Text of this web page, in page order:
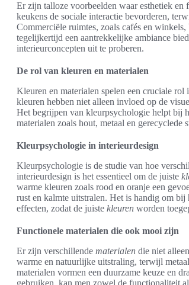
Er zijn talloze voorbeelden waar esthetiek
keukens de sociale interactie bevorderen,
Commerciële ruimtes, zoals cafés en
tegelijkertijd een aantrekkelijke ambiance
interieurconcepten uit te proberen.
De rol van kleuren en materialen
Kleuren en materialen spelen een cruciale
kleuren hebben niet alleen invloed op de
Het begrijpen van kleurpsychologie helpt bij
materialen zoals hout, metaal en
Kleurpsychologie in interieurdesign
Kleurpsychologie is de studie van hoe
interieurdesign is het essentieel om de juiste
warme kleuren zoals rood en oranje een
rust en kalmte uitstralen. Het is handig om
effecten, zodat de juiste kleuren worden
Functionele materialen die ook mooi zijn
Er zijn verschillende materialen die niet
warme en natuurlijke uitstraling, terwijl
materialen vormen een duurzame keuze en
gebruiken, kan men zowel de functionaliteit